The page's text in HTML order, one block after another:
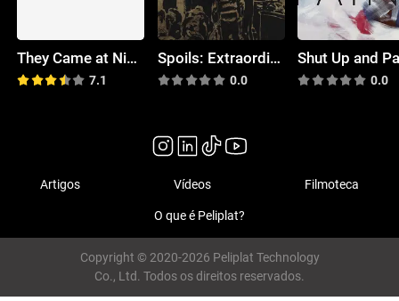
They Came at Night
7.1
Spoils: Extraordinary Harvest
0.0
Shut Up and
0.0
Artigos Vídeos Filmoteca
O que é Peliplat?
Copyright © 2020-2026 Peliplat Technology
Co., Ltd. Todos os direitos reservados.